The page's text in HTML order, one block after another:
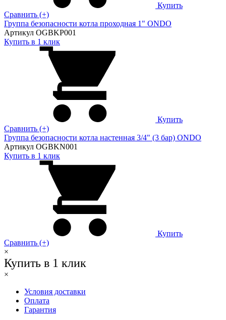
Купить
Сравнить (+)
Группа безопасности котла проходная 1" ONDO
Артикул OGBKP001
Купить в 1 клик
Купить
Сравнить (+)
Группа безопасности котла настенная 3/4" (3 бар) ONDO
Артикул OGBKN001
Купить в 1 клик
Купить
Сравнить (+)
×
Купить в 1 клик
×
Условия доставки
Оплата
Гарантия